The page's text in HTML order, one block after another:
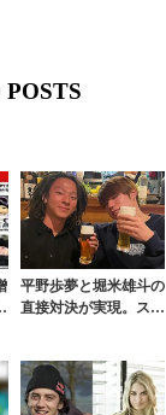
平野歩夢と堀米雄斗の
直接対決が実現。スポ
ート